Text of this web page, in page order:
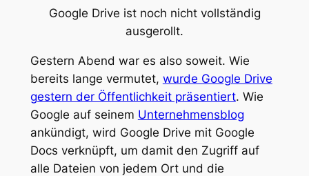
Google Drive ist noch nicht vollständig
ausgerollt.
Gestern Abend war es also soweit. Wie
bereits lange vermutet, wurde Google Drive
gestern der Öffentlichkeit präsentiert. Wie
Google auf seinem Unternehmensblog
ankündigt, wird Google Drive mit Google
Docs verknüpft, um damit den Zugriff auf
alle Dateien von jedem Ort und die